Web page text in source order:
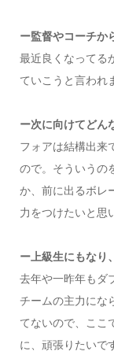
ー監督やコーチか
最近良くなってる
ていこうと言われ
ー次に向けてどん
フォアは結構出来
ので。そういうの
か、前に出るボレ
力をつけたいと思
ー上級生にもなり
去年や一昨年もダ
チームの主力にな
てないので、ここ
に、頑張りたいで